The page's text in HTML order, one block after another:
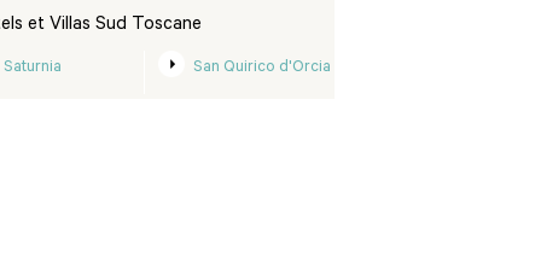
et Villas Sud Toscane
Saturnia San Quirico d'Orcia